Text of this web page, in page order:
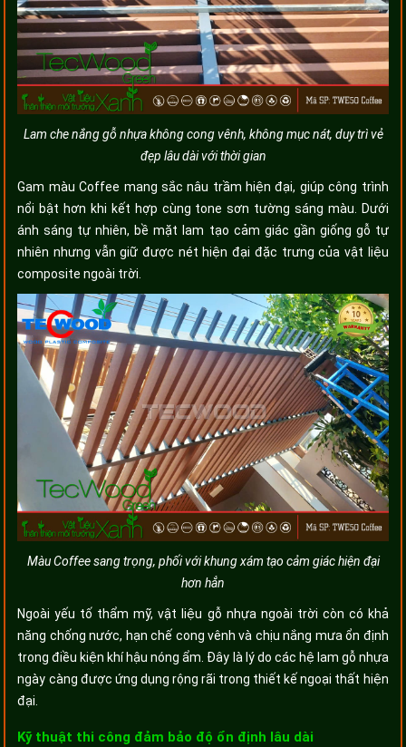
Lam che nắng gỗ nhựa không cong vênh, không mục nát, duy trì vẻ
đẹp lâu dài với thời gian
Gam màu Coffee mang sắc nâu trầm hiện đại, giúp công trình
nổi bật hơn khi kết hợp cùng tone sơn tường sáng màu. Dưới
ánh sáng tự nhiên, bề mặt lam tạo cảm giác gần giống gỗ tự
nhiên nhưng vẫn giữ được nét hiện đại đặc trưng của vật liệu
composite ngoài trời.
Màu Coffee sang trọng, phối với khung xám tạo cảm giác hiện đại
hơn hẳn
Ngoài yếu tố thẩm mỹ, vật liệu gỗ nhựa ngoài trời còn có khả
năng chống nước, hạn chế cong vênh và chịu nắng mưa ổn định
trong điều kiện khí hậu nóng ẩm. Đây là lý do các hệ lam gỗ nhựa
ngày càng được ứng dụng rộng rãi trong thiết kế ngoại thất hiện
đại.
Kỹ thuật thi công đảm bảo độ ổn định lâu dài